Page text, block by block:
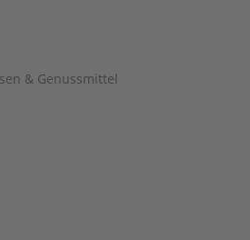
& Genussmittel